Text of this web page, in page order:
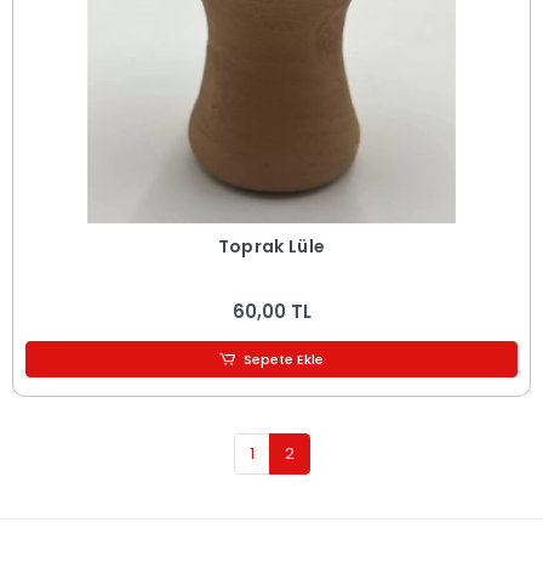
Toprak Lüle
60,00 TL
Sepete Ekle
1 2